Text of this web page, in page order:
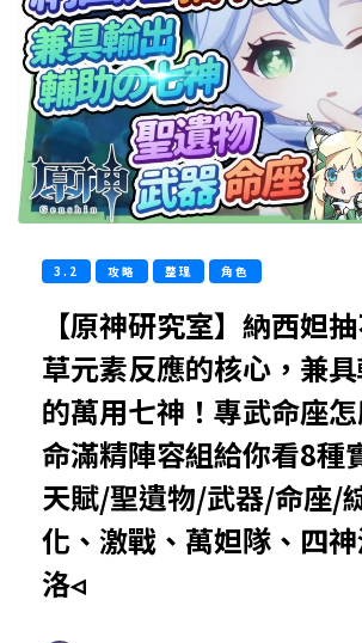
3.2 攻略 整理 角色
【原神研究室】納西妲
草元素反應的核心，兼
的萬用七神！專武命座
命滿精陣容組給你看8種
天賦/聖遺物/武器/命座/
化、激戰、萬妲隊、四
洛◃